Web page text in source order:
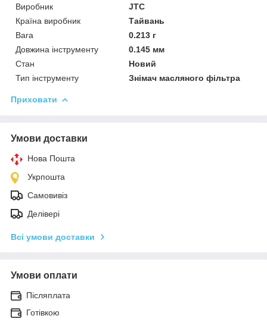
Виробник
JTC
Країна виробник
Тайвань
Вага
0.213 г
Довжина інструменту
0.145 мм
Стан
Новий
Тип інструменту
Знімач масляного фільтра
Приховати
Умови доставки
Нова Пошта
Укрпошта
Самовивіз
Делівері
Всі умови доставки
Умови оплати
Післяплата
Готівкою